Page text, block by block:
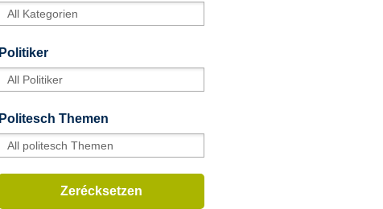
Politiker
Politesch Themen